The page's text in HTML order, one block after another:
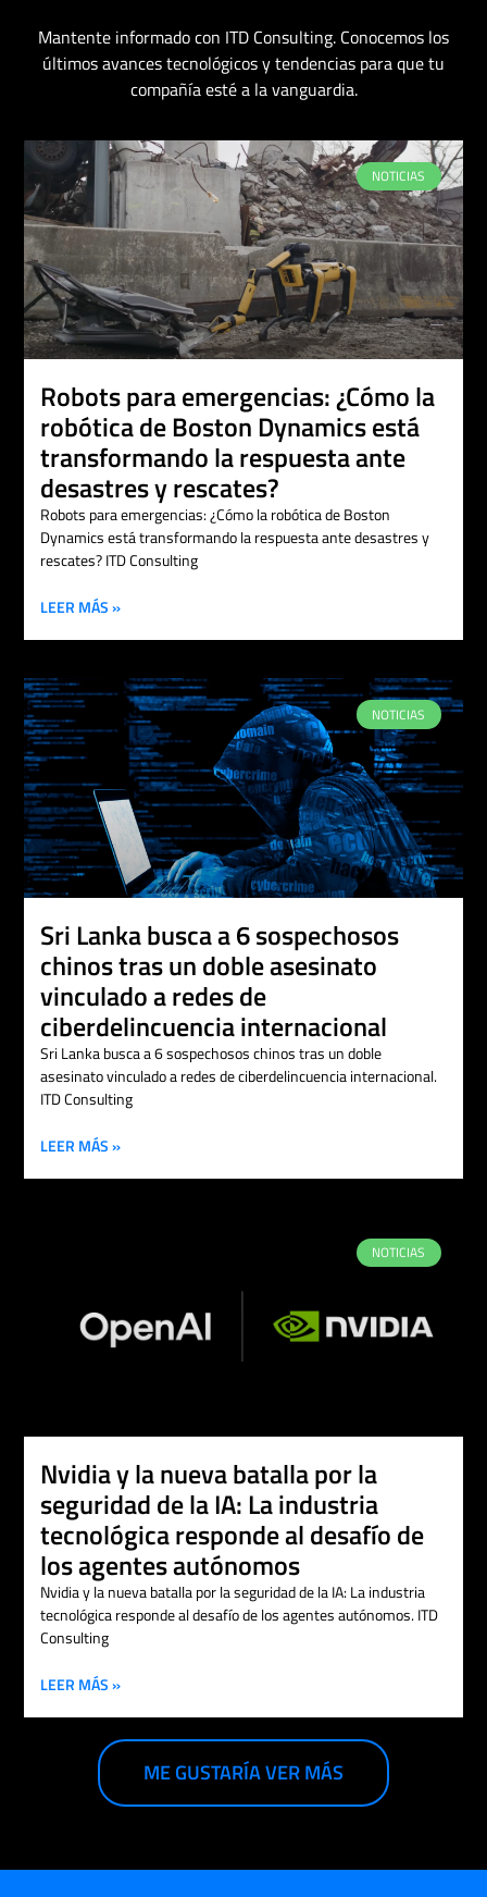
Mantente informado con ITD Consulting. Conocemos los
últimos avances tecnológicos y tendencias para que tu
compañía esté a la vanguardia.
NOTICIAS
Robots para emergencias: ¿Cómo la
robótica de Boston Dynamics está
transformando la respuesta ante
desastres y rescates?
Robots para emergencias: ¿Cómo la robótica de Boston
Dynamics está transformando la respuesta ante desastres y
rescates? ITD Consulting
LEER MÁS »
NOTICIAS
Sri Lanka busca a 6 sospechosos
chinos tras un doble asesinato
vinculado a redes de
ciberdelincuencia internacional
Sri Lanka busca a 6 sospechosos chinos tras un doble
asesinato vinculado a redes de ciberdelincuencia internacional.
ITD Consulting
LEER MÁS »
NOTICIAS
Nvidia y la nueva batalla por la
seguridad de la IA: La industria
tecnológica responde al desafío de
los agentes autónomos
Nvidia y la nueva batalla por la seguridad de la IA: La industria
tecnológica responde al desafío de los agentes autónomos. ITD
Consulting
LEER MÁS »
ME GUSTARÍA VER MÁS